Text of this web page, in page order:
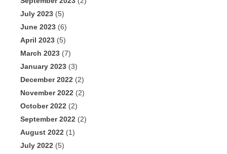
July 2023 (5)
June 2023 (6)
April 2023 (5)
March 2023 (7)
January 2023 (3)
December 2022 (2)
November 2022 (2)
October 2022 (2)
September 2022 (2)
August 2022 (1)
July 2022 (5)